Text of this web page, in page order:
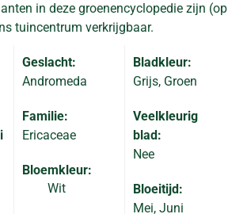
in deze groenencyclopedie zijn (op
tuincentrum verkrijgbaar.
Geslacht:
Andromeda
Familie:
Ericaceae
Bloemkleur:
Wit
Bladkleur:
Grijs, Groen
Veelkleurig
blad:
Nee
Bloeitijd:
Mei, Juni